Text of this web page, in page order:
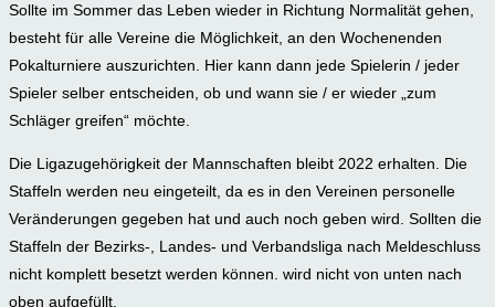
Sollte im Sommer das Leben wieder in Richtung Normalität gehen,
besteht für alle Vereine die Möglichkeit, an den Wochenenden
Pokalturniere auszurichten. Hier kann dann jede Spielerin / jeder
Spieler selber entscheiden, ob und wann sie / er wieder „zum
Schläger greifen“ möchte.
Die Ligazugehörigkeit der Mannschaften bleibt 2022 erhalten. Die
Staffeln werden neu eingeteilt, da es in den Vereinen personelle
Veränderungen gegeben hat und auch noch geben wird. Sollten die
Staffeln der Bezirks-, Landes- und Verbandsliga nach Meldeschluss
nicht komplett besetzt werden können. wird nicht von unten nach
oben aufgefüllt.